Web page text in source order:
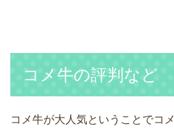
コメ牛の評判など
コメ牛が大人気ということでコ